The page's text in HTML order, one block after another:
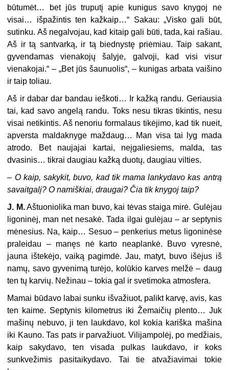
būtumėt… bet jūs truputį apie kunigus savo knygoj ne
visai… išpažintis ten kažkaip…“ Sakau: „Visko gali būt,
sutinku. Aš negalvojau, kad kitaip gali būti, tada, kai rašiau.
Aš ir tą santvarką, ir tą biednystę priėmiau. Taip sakant,
gyvendamas vienakojų šalyje, galvoji, kad visi visur
vienakojai.“ – „Bet jūs šaunuolis“, – kunigas arbata vaišino
ir taip toliau.
Aš ir dabar dar bandau ieškoti… Ir kažką randu. Geriausia
tai, kad savo angelą randu. Toks nesu tikras tikintis, nesu
visai netikintis. Aš nenoriu formalaus tikėjimo, kad tik nueit,
apversta maldaknyge maždaug… Man visa tai lyg mada
atrodo. Bet naujajai kartai, neįgaliesiems, malda, tas
dvasinis… tikrai daugiau kažką duotų, daugiau vilties.
– O kaip, sakykit, buvo, kad tik mama lankydavo kas antrą
savaitgalį? O namiškiai, draugai? Čia tik knygoj taip?
J. M.Aštuoniolika man buvo, kai tėvas staiga mirė. Gulėjau
ligoninėj, man net nesakė. Tada ilgai gulėjau – ar septynis
mėnesius. Na, kaip… Sesuo – penkerius metus ligoninėse
praleidau – manęs nė karto neaplankė. Buvo vyresnė,
jauna ištekėjo, vaiką pagimdė. Jau, matyt, buvo išėjus iš
namų, savo gyvenimą turėjo, kolūkio karves melžė – daug
ten tų karvių. Nežinau – tokia gal ir svetimoka atmosfera.
Mamai būdavo labai sunku išvažiuot, palikt karvę, avis, kas
ten kaime. Septynis kilometrus iki Žemaičių plento… Juk
mašinų nebuvo, ji ten laukdavo, kol kokia kariška mašina
iki Kauno. Tas pats ir parvažiuot. Vilijampolėj, po medžiais,
kaip sakydavo, ten visada pulkas laukdavo, ir koks
sunkvežimis pasitaikydavo. Tai tie atvažiavimai tokie